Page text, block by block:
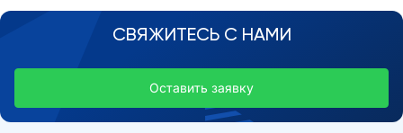
СВЯЖИТЕСЬ С НАМИ
Оставить заявку